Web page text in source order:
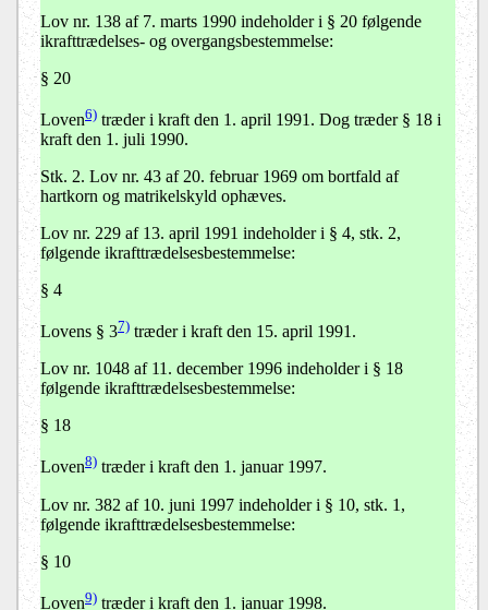
Lov nr. 138 af 7. marts 1990 indeholder i § 20 følgende
ikrafttrædelses- og overgangsbestemmelse:
§ 20
Loven6) træder i kraft den 1. april 1991. Dog træder § 18 i
kraft den 1. juli 1990.
Stk. 2. Lov nr. 43 af 20. februar 1969 om bortfald af
hartkorn og matrikelskyld ophæves.
Lov nr. 229 af 13. april 1991 indeholder i § 4, stk. 2,
følgende ikrafttrædelsesbestemmelse:
§ 4
Lovens § 37) træder i kraft den 15. april 1991.
Lov nr. 1048 af 11. december 1996 indeholder i § 18
følgende ikrafttrædelsesbestemmelse:
§ 18
Loven8) træder i kraft den 1. januar 1997.
Lov nr. 382 af 10. juni 1997 indeholder i § 10, stk. 1,
følgende ikrafttrædelsesbestemmelse:
§ 10
Loven9) træder i kraft den 1. januar 1998.